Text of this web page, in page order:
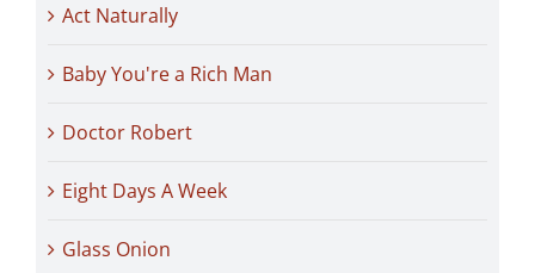
Act Naturally
Baby You're a Rich Man
Doctor Robert
Eight Days A Week
Glass Onion